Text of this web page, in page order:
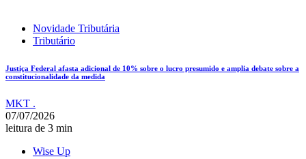
Novidade Tributária
Tributário
Justiça Federal afasta adicional de 10% sobre o lucro presumido e amplia debate sobre a
constitucionalidade da medida
MKT .
07/07/2026
leitura de 3 min
Wise Up